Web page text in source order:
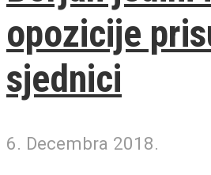
opozicije
sjednici
6. Decembra 2018.